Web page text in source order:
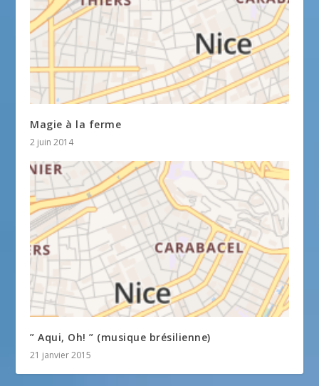
Magie à la ferme
2 juin 2014
” Aqui, Oh! ” (musique brésilienne)
21 janvier 2015